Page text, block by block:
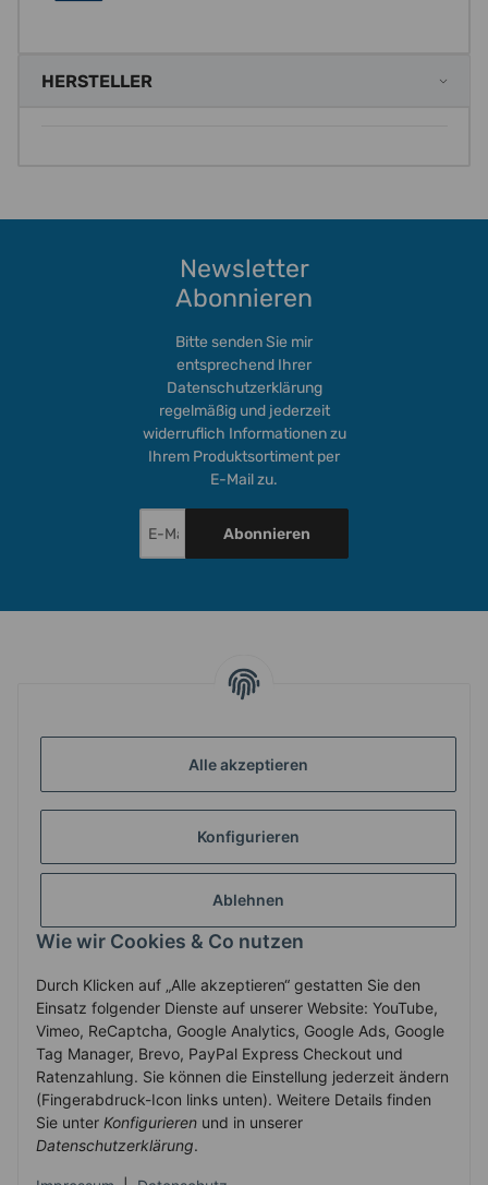
Alle akzeptieren
Konfigurieren
Ablehnen
Wie wir Cookies & Co nutzen
Durch Klicken auf „Alle akzeptieren“ gestatten Sie den
Einsatz folgender Dienste auf unserer Website: YouTube,
Vimeo, ReCaptcha, Google Analytics, Google Ads, Google
Tag Manager, Brevo, PayPal Express Checkout und
Ratenzahlung. Sie können die Einstellung jederzeit ändern
(Fingerabdruck-Icon links unten). Weitere Details finden
Sie unter Konfigurieren und in unserer
Datenschutzerklärung.
HERSTELLER
Newsletter
Abonnieren
Bitte senden Sie mir
entsprechend Ihrer
Datenschutzerklärung
regelmäßig und jederzeit
widerruflich Informationen zu
Ihrem Produktsortiment per
E-Mail zu.
Abonnieren
INFORMATIONEN
GESETZLICHE INFORMATIONEN
ZAHLUNG & VERSAND
Vertrag widerrufen
* Alle Preise inkl. gesetzlicher USt., zzgl.Versand
Service-Hotline +43-7758-30410
© 2010-2025 WECS.EU Besucherzähler: 2906425